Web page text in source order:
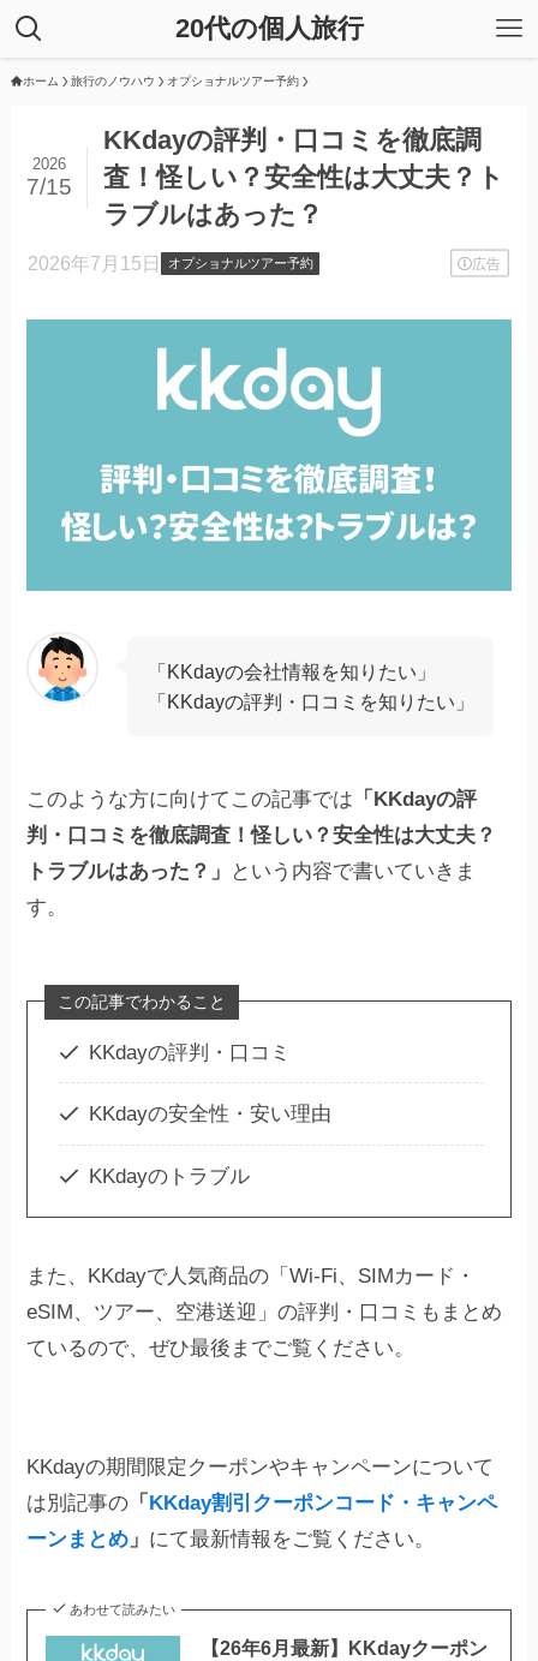
20代の個人旅行
ホーム 旅行のノウハウ オプショナルツアー予約
KKdayの評判・口コミを徹底調
査！怪しい？安全性は大丈夫？ト
ラブルはあった？
2026
7/15
広告
オプショナルツアー予約
2026年7月15日
「KKdayの会社情報を知りたい」
「KKdayの評判・口コミを知りたい」
このような方に向けてこの記事では 「KKdayの評
判・口コミを徹底調査！怪しい？安全性は大丈夫？
トラブルはあった？」
という内容で書いていきま
す。
この記事でわかること
KKdayの評判・口コミ
KKdayの安全性・安い理由
KKdayのトラブル
また、KKdayで人気商品の「Wi-Fi、SIMカード・
eSIM、ツアー、空港送迎」の評判・口コミもまとめ
ているので、ぜひ最後までご覧ください。
KKdayの期間限定クーポンやキャンペーンについて
は別記事の 「 KKday割引クーポンコード・キャンペ
ーンまとめ 」 にて最新情報をご覧ください。
あわせて読みたい
【26年6月最新】KKdayクーポン